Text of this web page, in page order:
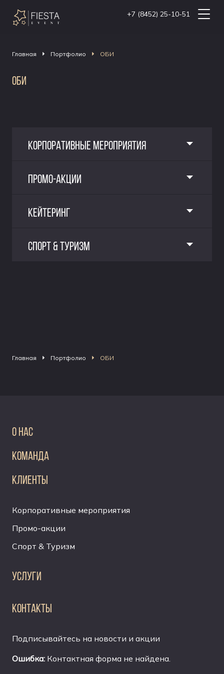
+7 (8452) 25-10-51
Главная Портфолио ОБИ
ОБИ
КОРПОРАТИВНЫЕ МЕРОПРИЯТИЯ
ПРОМО-АКЦИИ
КЕЙТЕРИНГ
СПОРТ & ТУРИЗМ
Главная Портфолио ОБИ
О НАС
КОМАНДА
КЛИЕНТЫ
Корпоративные мероприятия
Промо-акции
Спорт & Туризм
УСЛУГИ
КОНТАКТЫ
Подписывайтесь на новости и акции
Ошибка: Контактная форма не найдена.